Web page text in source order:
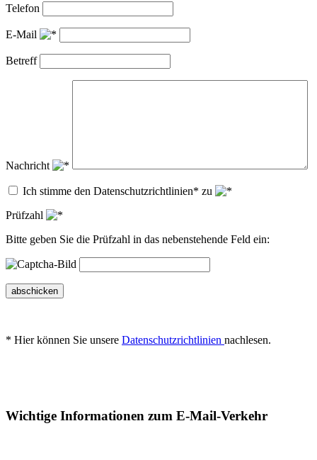
Telefon
E-Mail
Betreff
Nachricht
Ich stimme den Datenschutzrichtlinien* zu
Prüfzahl
Bitte geben Sie die Prüfzahl in das nebenstehende Feld ein:
abschicken
* Hier können Sie unsere Datenschutzrichtlinien nachlesen.
Wichtige Informationen zum E-Mail-Verkehr